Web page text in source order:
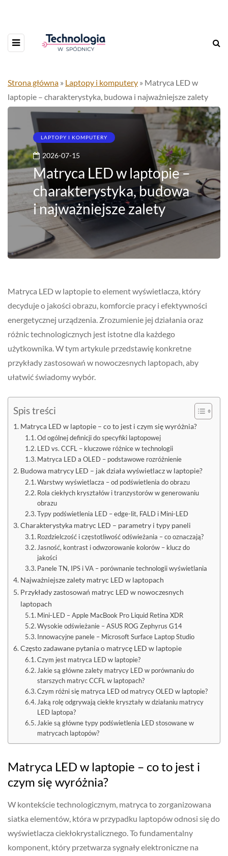
Strona główna » Laptopy i komputery » Matryca LED w
laptopie – charakterystyka, budowa i najważniejsze zalety
LAPTOPY I KOMPUTERY
2026-07-15
Matryca LED w laptopie –
charakterystyka, budowa
i najważniejsze zalety
Matryca LED w laptopie to element wyświetlacza, który
decyduje o jakości obrazu, komforcie pracy i efektywności
energetycznej urządzenia. Zrozumienie jej działania oraz
różnic technologicznych jest istotne dla każdego
użytkownika. W tym artykule przedstawię konkretne
przykłady zastosowań w nowoczesnych laptopach, aby
ułatwić świadomy wybór.
Spis treści
Matryca LED w laptopie – co to jest i czym się wyróżnia?
Od ogólnej definicji do specyfiki laptopowej
LED vs. CCFL – kluczowe różnice w technologii
Matryca LED a OLED – podstawowe rozróżnienie
Budowa matrycy LED – jak działa wyświetlacz w laptopie?
Warstwy wyświetlacza – od podświetlenia do obrazu
Rola ciekłych kryształów i tranzystorów w generowaniu
obrazu
Typy podświetlenia LED – edge-lit, FALD i Mini-LED
Charakterystyka matryc LED – parametry i typy paneli
Rozdzielczość i częstotliwość odświeżania – co oznaczają?
Jasność, kontrast i odwzorowanie kolorów – klucz do
jakości
Panele TN, IPS i VA – porównanie technologii wyświetlania
Najważniejsze zalety matryc LED w laptopach
Przykłady zastosowań matryc LED w nowoczesnych
laptopach
Mini-LED – Apple MacBook Pro Liquid Retina XDR
Wysokie odświeżanie – ASUS ROG Zephyrus G14
Innowacyjne panele – Microsoft Surface Laptop Studio
Często zadawane pytania o matrycę LED w laptopie
Czym jest matryca LED w laptopie?
Jakie są główne zalety matrycy LED w porównaniu do
starszych matryc CCFL w laptopach?
Czym różni się matryca LED od matrycy OLED w laptopie?
Jaką rolę odgrywają ciekłe kryształy w działaniu matrycy
LED laptopa?
Jakie są główne typy podświetlenia LED stosowane w
matrycach laptopów?
Matryca LED w laptopie – co to jest i
czym się wyróżnia?
W kontekście technologicznym, matryca to zorganizowana
siatka elementów, która w przypadku laptopów odnosi się do
wyświetlacza ciekłokrystalicznego. To fundamentalny
komponent, który przetwarza sygnały elektroniczne na